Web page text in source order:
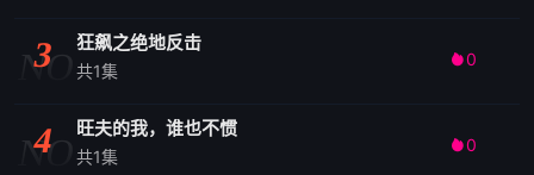
NO
3 狂飙之绝地反击
共1集
0
NO
4 旺夫的我，谁也不惯
共1集
0